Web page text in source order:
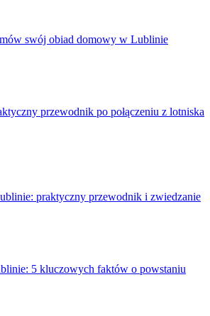
swój obiad domowy w Lublinie
przewodnik po połączeniu z lotniska
praktyczny przewodnik i zwiedzanie
5 kluczowych faktów o powstaniu